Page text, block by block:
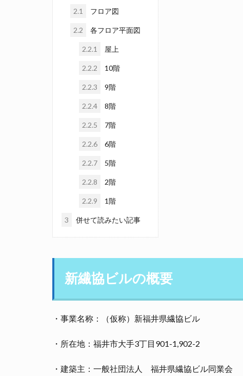
2.1 フロア図
2.2 各フロア平面図
2.2.1 屋上
2.2.2 10階
2.2.3 9階
2.2.4 8階
2.2.5 7階
2.2.6 6階
2.2.7 5階
2.2.8 2階
2.2.9 1階
3 併せて読みたい記事
新繊協ビルの概要
・事業名称：（仮称）新福井県繊協ビル
・所在地：福井市大手3丁目901-1,902-2
・建築主：一般社団法人 福井県繊協ビル同業会